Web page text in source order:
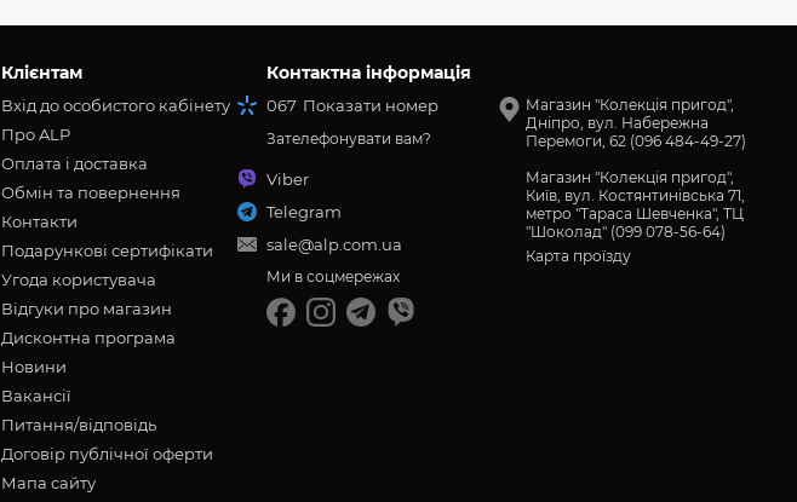
Клієнтам
Вхід до особистого кабінету
Про ALP
Оплата і доставка
Обмін та повернення
Контакти
Подарункові сертифікати
Угода користувача
Відгуки про магазин
Дисконтна програма
Новини
Вакансії
Питання/відповідь
Договір публічної оферти
Мапа сайту
Контактна інформація
067 Показати номер
Зателефонувати вам?
Viber
Telegram
sale@alp.com.ua
Магазин "Колекція пригод",
Дніпро, вул. Набережна
Перемоги, 62 (096 484-49-27)
Магазин "Колекція пригод",
Київ, вул. Костянтинівська 71,
метро "Тараса Шевченка", ТЦ
"Шоколад" (099 078-56-64)
Карта проїзду
Ми в соцмережах